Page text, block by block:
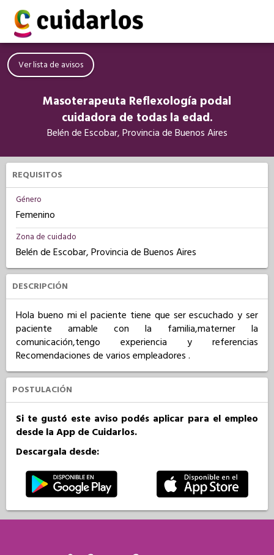
Ver lista de avisos
Masoterapeuta Reflexología podal
cuidadora de todas la edad.
Belén de Escobar, Provincia de Buenos Aires
REQUISITOS
Género
Femenino
Zona de cuidado
Belén de Escobar, Provincia de Buenos Aires
DESCRIPCIÓN
Hola bueno mi el paciente tiene que ser escuchado y ser
paciente amable con la familia,materner la
comunicación,tengo experiencia y referencias
Recomendaciones de varios empleadores .
POSTULACIÓN
Si te gustó este aviso podés aplicar para el empleo
desde la App de Cuidarlos.
Descargala desde: